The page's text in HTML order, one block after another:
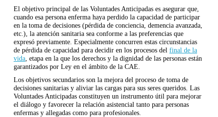
El objetivo principal de las Voluntades Anticipadas es asegurar que,
cuando esa persona enferma haya perdido la capacidad de participar
en la toma de decisiones (pérdida de conciencia, demencia avanzada,
etc.), la atención sanitaria sea conforme a las preferencias que
expresó previamente. Especialmente concurren estas circunstancias
de pérdida de capacidad para decidir en los procesos del final de la
vida , etapa en la que los derechos y la dignidad de las personas están
garantizados por Ley en el ámbito de la CAE.
Los objetivos secundarios son la mejora del proceso de toma de
decisiones sanitarias y aliviar las cargas para sus seres queridos. Las
Voluntades Anticipadas constituyen un instrumento útil para mejorar
el diálogo y favorecer la relación asistencial tanto para personas
enfermas y allegadas como para profesionales.